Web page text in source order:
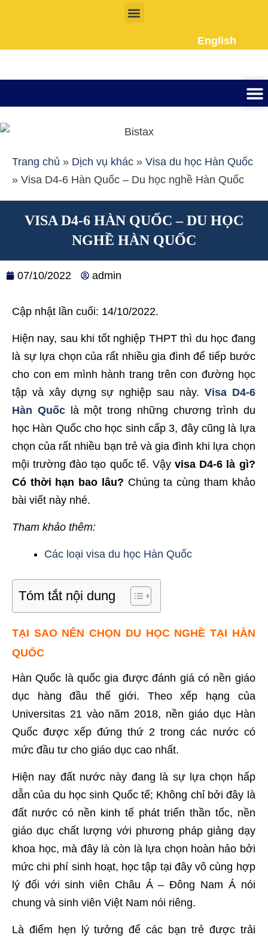
English
Trang chủ » Dịch vụ khác » Visa du học Hàn Quốc
» Visa D4-6 Hàn Quốc – Du học nghề Hàn Quốc
VISA D4-6 HÀN QUỐC – DU HỌC
NGHỀ HÀN QUỐC
07/10/2022 admin
Cập nhật lần cuối: 14/10/2022.
Hiện nay, sau khi tốt nghiệp THPT thì du học đang
là sự lựa chọn của rất nhiều gia đình để tiếp bước
cho con em mình hành trang trên con đường học
tập và xây dựng sự nghiệp sau này. Visa D4-6
Hàn Quốclà một trong những chương trình du
học Hàn Quốc cho học sinh cấp 3, đây cũng là lựa
chọn của rất nhiều bạn trẻ và gia đình khi lựa chọn
mội trường đào tạo quốc tế. Vậyvisa D4-6 là gì?
Có thời hạn bao lâu? Chúng ta cùng tham khảo
bài viết này nhé.
Tham khảo thêm:
Các loại visa du học Hàn Quốc
Tóm tắt nội dung
TẠI SAO NÊN CHỌN DU HỌC NGHỀ TẠI HÀN
QUỐC
Hàn Quốc là quốc gia được đánh giá có nền giáo
dục hàng đầu thế giới. Theo xếp hạng của
Universitas 21 vào năm 2018, nền giáo dục Hàn
Quốc được xếp đứng thứ 2 trong các nước có
mức đầu tư cho giáo dục cao nhất.
Hiện nay đất nước này đang là sự lựa chọn hấp
dẫn của du học sinh Quốc tế; Không chỉ bởi đây là
đất nước có nền kinh tế phát triển thần tốc, nền
giáo dục chất lượng với phương pháp giảng dạy
khoa học, mà đây là còn là lựa chọn hoàn hảo bởi
mức chi phí sinh hoạt, học tập tại đây vô cùng hợp
lý đối với sinh viên Châu Á – Đông Nam Á nói
chung và sinh viên Việt Nam nói riêng.
Là điểm hẹn lý tưởng để các bạn trẻ được trải